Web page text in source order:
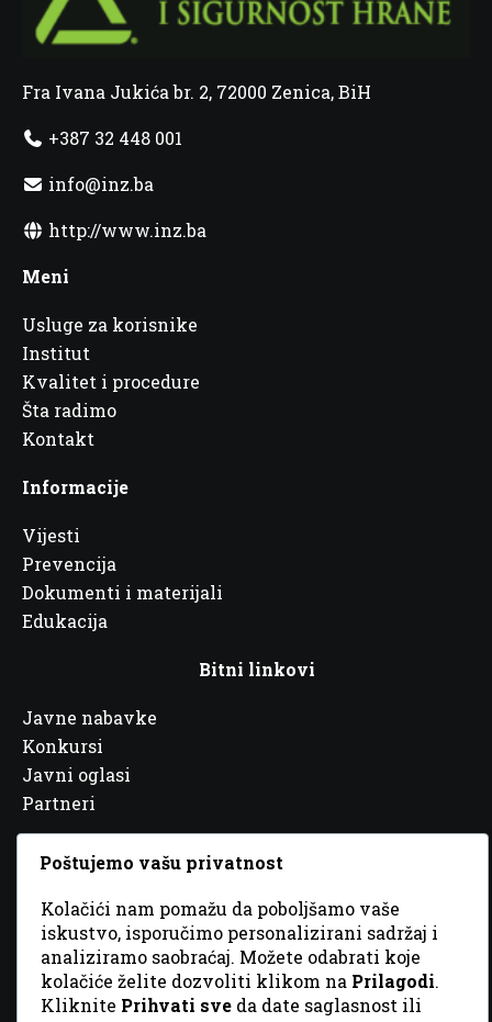
Fra Ivana Jukića br. 2, 72000 Zenica, BiH
+387 32 448 001
info@inz.ba
http://www.inz.ba
Meni
Usluge za korisnike
Institut
Kvalitet i procedure
Šta radimo
Kontakt
Informacije
Vijesti
Prevencija
Dokumenti i materijali
Edukacija
Bitni linkovi
Javne nabavke
Konkursi
Javni oglasi
Partneri
© 2026 Sva prava zadržana. DizajnGordonDM
Poštujemo vašu privatnost
Kolačići nam pomažu da poboljšamo vaše
iskustvo, isporučimo personalizirani sadržaj i
analiziramo saobraćaj. Možete odabrati koje
kolačiće želite dozvoliti klikom na Prilagodi.
Kliknite Prihvati sve da date saglasnost ili